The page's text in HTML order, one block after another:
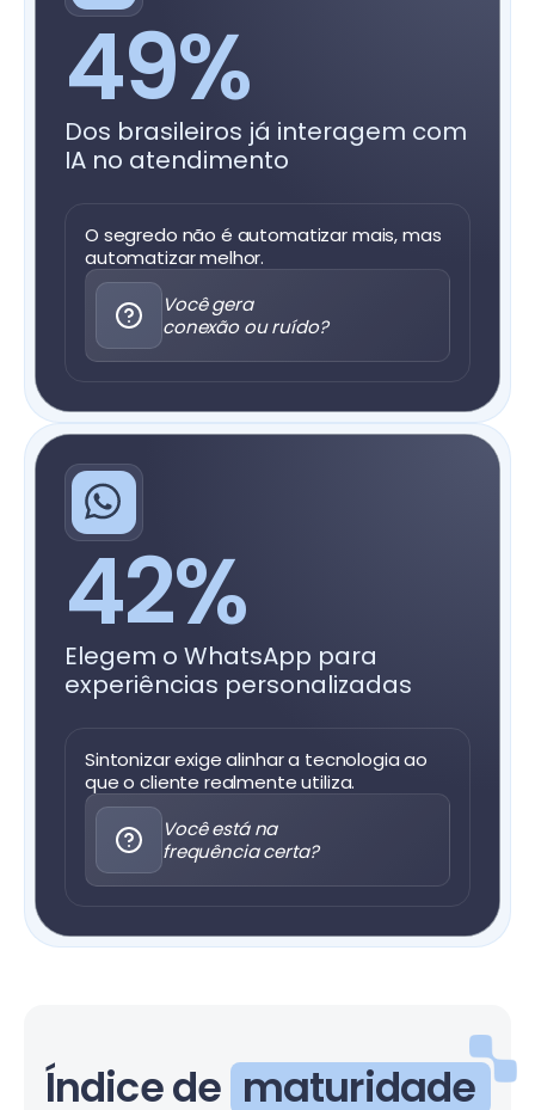
49%
Dos brasileiros já interagem com
IA no atendimento
O segredo não é automatizar mais, mas
automatizar melhor.
Você gera
conexão ou ruído?
42%
Elegem o WhatsApp para
experiências personalizadas
Sintonizar exige alinhar a tecnologia ao
que o cliente realmente utiliza.
Você está na
frequência certa?
Índice de maturidade